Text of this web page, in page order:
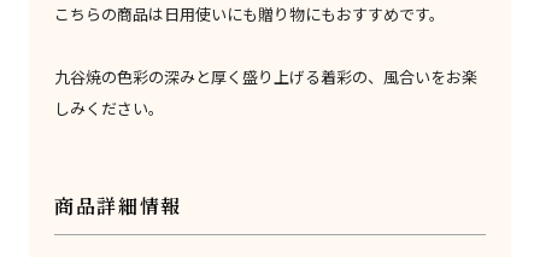
こちらの商品は日用使いにも贈り物にもおすすめです。
九谷焼の色彩の深みと厚く盛り上げる着彩の、風合いをお楽
しみください。
商品詳細情報